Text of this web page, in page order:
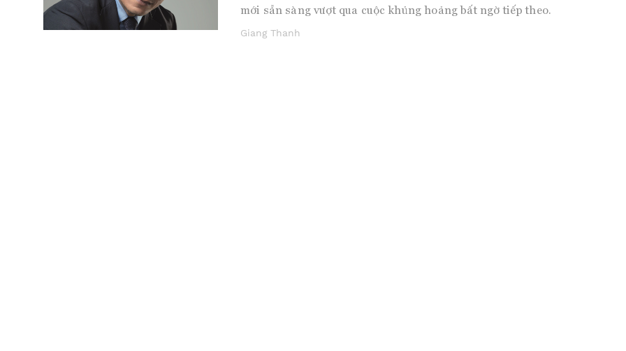
mới sẵn sàng vượt qua cuộc khủng hoảng bất ngờ tiếp theo.
Giang Thanh